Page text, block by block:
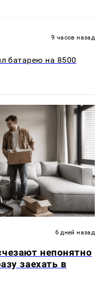
9 часов назад
батарею на 8500
6 дней назад
непонятно
заехать в